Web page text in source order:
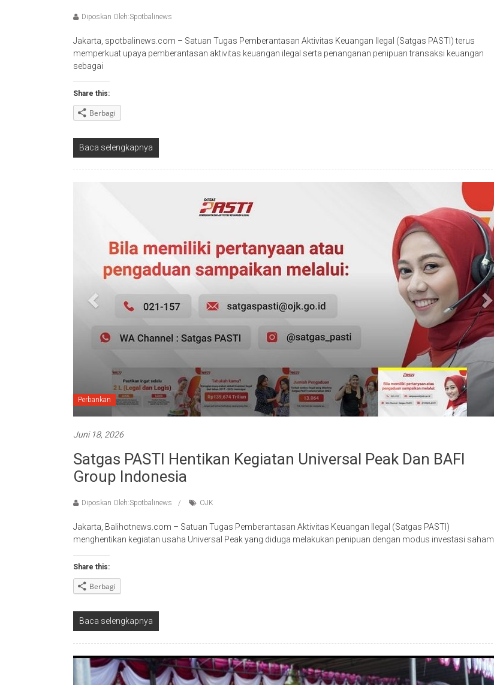
Diposkan Oleh:Spotbalinews
Jakarta, spotbalinews.com – Satuan Tugas Pemberantasan Aktivitas Keuangan Ilegal (Satgas PASTI) terus
memperkuat upaya pemberantasan aktivitas keuangan ilegal serta penanganan penipuan transaksi keuangan
sebagai
Share this:
Berbagi
Baca selengkapnya
Perbankan
Juni 18, 2026
Satgas PASTI Hentikan Kegiatan Universal Peak Dan BAFI
Group Indonesia
Diposkan Oleh:Spotbalinews OJK
Jakarta, Balihotnews.com – Satuan Tugas Pemberantasan Aktivitas Keuangan Ilegal (Satgas PASTI)
menghentikan kegiatan usaha Universal Peak yang diduga melakukan penipuan dengan modus investasi saham
Share this:
Berbagi
Baca selengkapnya